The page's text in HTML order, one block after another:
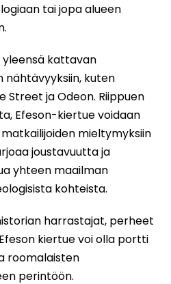
tai jopa alueen
kattavan
nähtävyyksiin, kuten
Street ja Odeon. Riippuen
Efeson-kiertue voidaan
mieltymyksiin
joustavuutta ja
yhteen maailman
kohteista.
harrastajat, perheet
kiertue voi olla portti
roomalaisten
perintöön.